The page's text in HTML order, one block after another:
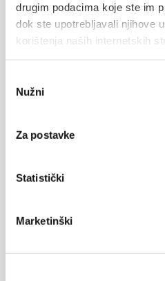
drugim podacima koje ste im
dok ste upotrebljavali njihove
korištenja naših internetskih
pristanka
Nužni
Za postavke
Statistički
Marketinški
6. kolovoza 2026. - 12.
2026.
MILJENKU I
TZ Kaštela raznolikim
žele brendirati Kaštela kao